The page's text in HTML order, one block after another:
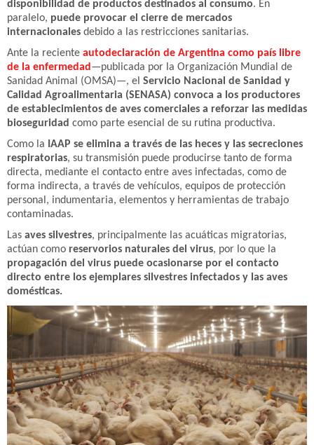
disponibilidad de productos destinados al consumo. En
paralelo, puede provocar el cierre de mercados
internacionales debido a las restricciones sanitarias.
Ante la reciente autodeclaración de Argentina como país libre
de la enfermedad —publicada por la Organización Mundial de
Sanidad Animal (OMSA)—, el Servicio Nacional de Sanidad y
Calidad Agroalimentaria (SENASA) convoca a los productores
de establecimientos de aves comerciales a reforzar las medidas
bioseguridad como parte esencial de su rutina productiva.
Como la IAAP se elimina a través de las heces y las secreciones
respiratorias, su transmisión puede producirse tanto de forma
directa, mediante el contacto entre aves infectadas, como de
forma indirecta, a través de vehículos, equipos de protección
personal, indumentaria, elementos y herramientas de trabajo
contaminadas.
Las aves silvestres, principalmente las acuáticas migratorias,
actúan como reservorios naturales del virus, por lo que la
propagación del virus puede ocasionarse por el contacto
directo entre los ejemplares silvestres infectados y las aves
domésticas.